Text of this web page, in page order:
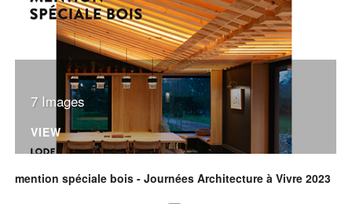
7 Images
VIEW
mention spéciale bois - Journées Architecture à Vivre 2023